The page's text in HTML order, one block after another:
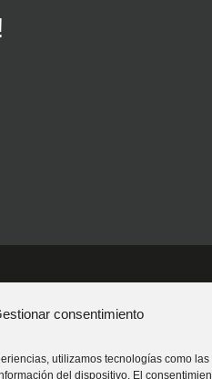
consentimiento
utilizamos tecnologías como
del dispositivo. El